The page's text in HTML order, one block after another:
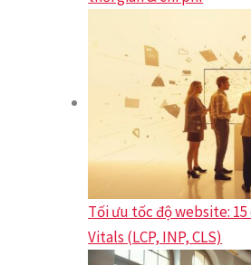
Tối ưu tốc độ website:
Vitals (LCP, INP, CLS)